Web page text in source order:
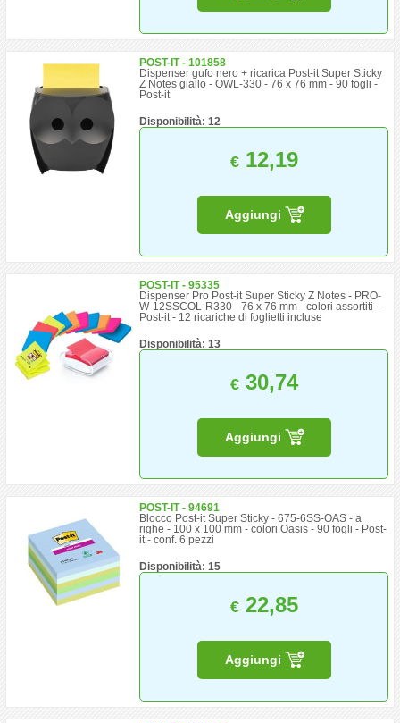
POST-IT - 101858
Dispenser gufo nero + ricarica Post-it Super Sticky
Z Notes giallo - OWL-330 - 76 x 76 mm - 90 fogli -
Post-it
Disponibilità: 12
€12,19
Aggiungi
POST-IT - 95335
Dispenser Pro Post-it Super Sticky Z Notes - PRO-
W-12SSCOL-R330 - 76 x 76 mm - colori assortiti -
Post-it - 12 ricariche di foglietti incluse
Disponibilità: 13
€30,74
Aggiungi
POST-IT - 94691
Blocco Post-it Super Sticky - 675-6SS-OAS - a
righe - 100 x 100 mm - colori Oasis - 90 fogli - Post-
it - conf. 6 pezzi
Disponibilità: 15
€22,85
Aggiungi